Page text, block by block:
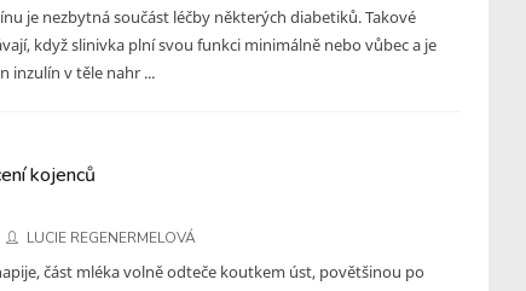
je nezbytná součást léčby některých diabetiků. Takové
když slinivka plní svou funkci minimálně nebo vůbec a je
inzulín v těle nahr ...
kojenců
LUCIE REGENERMELOVÁ
část mléka volně odteče koutkem úst, povětšinou po